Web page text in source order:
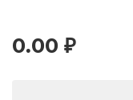
0.00 ₽